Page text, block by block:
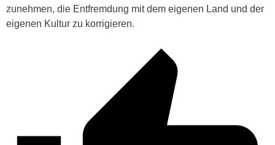
zunehmen, die Entfremdung mit dem eigenen Land und der
eigenen Kultur zu korrigieren.